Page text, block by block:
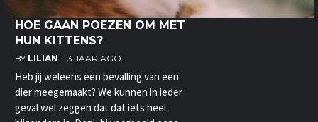
HOE GAAN POEZEN OM MET
HUN KITTENS?
BY LILIAN 3 JAAR AGO
Heb jij weleens een bevalling van een
dier meegemaakt? We kunnen in ieder
geval wel zeggen dat dat iets heel